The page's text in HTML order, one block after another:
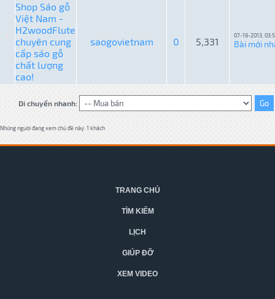
Shop Sáo gỗ
Việt Nam -
H2woodFlute
chuyên cung
cấp sáo gỗ
chất lượng
cao!
saogovietnam 0 5,331
07-19-2013,
Bài mới
Di chuyển nhanh:
Những người đang xem chủ đề này: 1 khách
TRANG CHỦ
TÌM KIẾM
LỊCH
GIÚP ĐỠ
XEM VIDEO